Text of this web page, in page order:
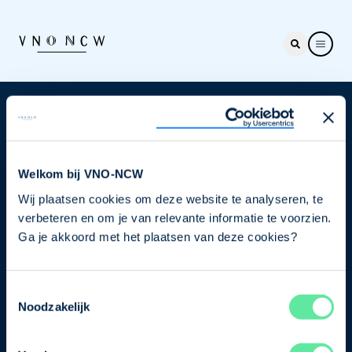
Welkom bij VNO-NCW
Wij plaatsen cookies om deze website te analyseren, te
verbeteren en om je van relevante informatie te voorzien.
Ga je akkoord met het plaatsen van deze cookies?
Noodzakelijk
Nieuwsbrief
je nu in voor de VNO-NCW nieuwsbrief.
Schrijf je in
Direct naar
Ons verhaal